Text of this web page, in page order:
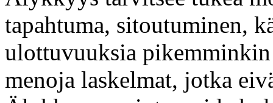
tapahtuma, sitoutuminen,
ulottuvuuksia
menoja laskelmat, jotka